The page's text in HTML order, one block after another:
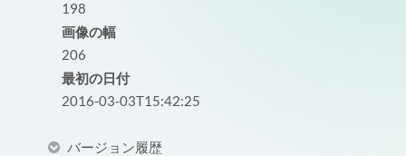
198
画像の幅
206
最初の日付
2016-03-03T15:42:25
バージョン履歴